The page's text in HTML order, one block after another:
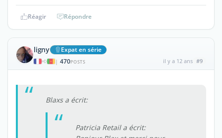
Réagir Répondre
ligny Expat en série
| 470POSTS il y a 12 ans #9
Blaxs a écrit:
Patricia Retail a écrit: